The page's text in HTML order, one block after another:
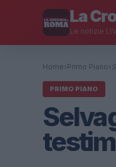
La
Le notizie
Home› Primo Piano›
PRIMO PIANO